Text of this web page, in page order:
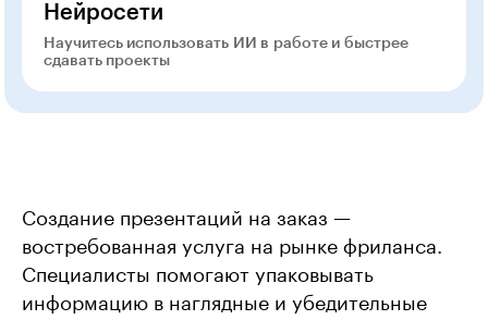
Нейросети
Научитесь использовать ИИ в работе и быстрее
сдавать проекты
Создание презентаций на заказ —
востребованная услуга на рынке фриланса.
Специалисты помогают упаковывать
информацию в наглядные и убедительные